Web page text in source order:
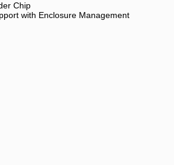
Chip
with Enclosure Management